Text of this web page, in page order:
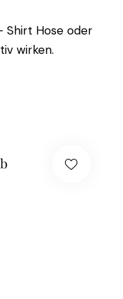
Shirt Hose oder
wirken.